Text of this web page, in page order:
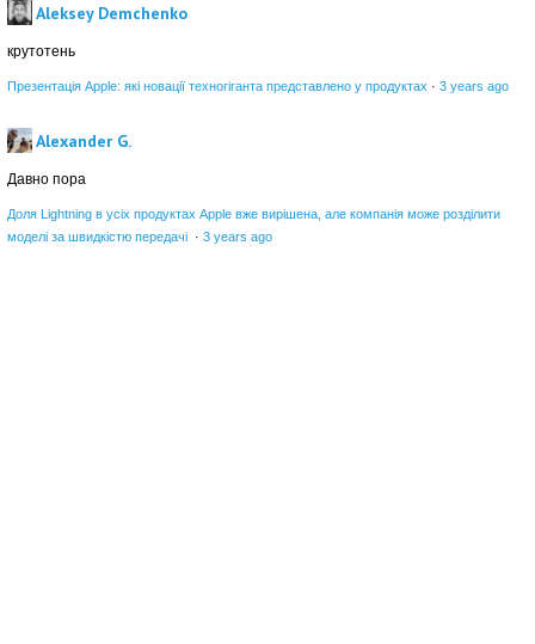
Aleksey Demchenko
крутотень
Презентація Apple: які новації техногіганта представлено у продуктах · 3 years ago
Alexander G.
Давно пора
Доля Lightning в усіх продуктах Apple вже вирішена, але компанія може розділити
моделі за швидкістю передачі · 3 years ago